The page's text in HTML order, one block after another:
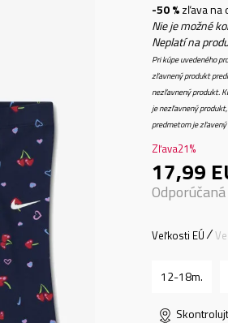
-50 %zľava na
Nie je možné
Neplatí na
Pri kúpe uvedeného
zľavnený produkt
nezľavnený produkt.
je nezľavnený
predmetom je
Zľava21%
17,99
Veľkosti EÚ
12-18m.